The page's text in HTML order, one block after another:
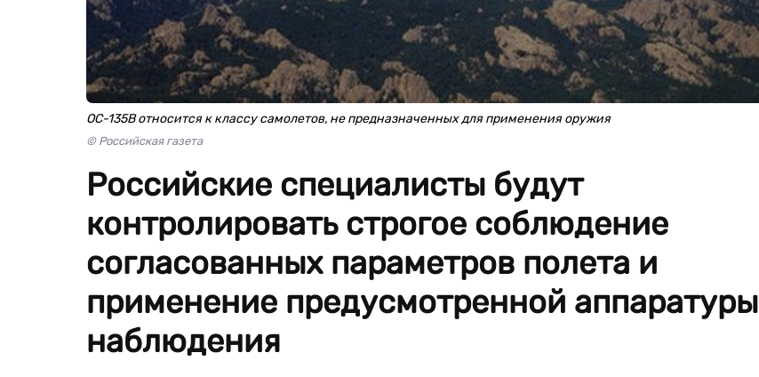
ОС-135В относится к классу самолетов, не предназначенных для применения оружия
© Российская газета
Российские специалисты будут
контролировать строгое соблюдение
согласованных параметров полета и
применение предусмотренной аппаратуры
наблюдения